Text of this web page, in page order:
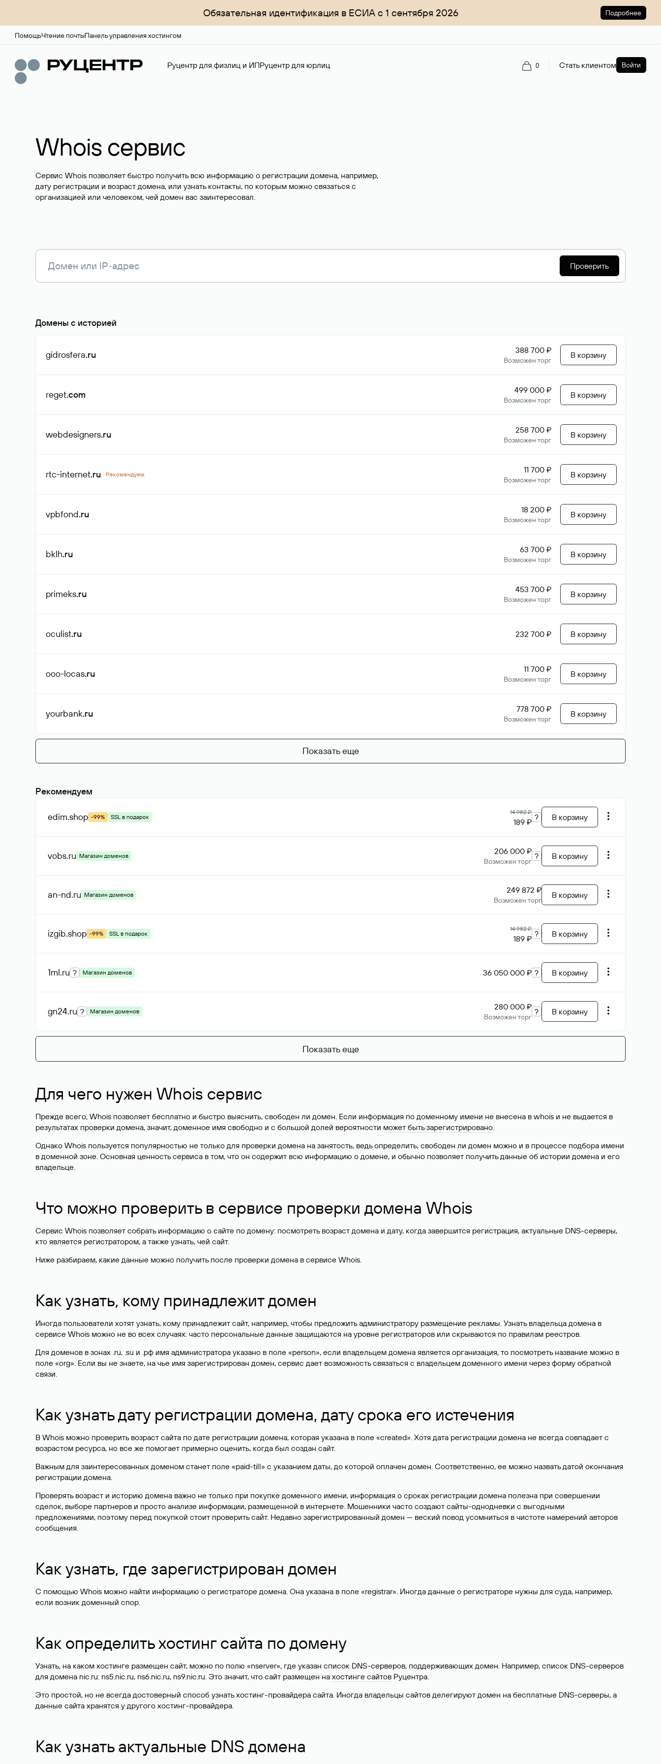
Обязательная идентификация в ЕСИА с 1 сентября 2026 Подробнее
ПомощьЧтение почтыПанель управления хостингом
Руцентр для физлиц и ИПРуцентр для юрлиц 0 Стать клиентом Войти
Whois сервис
Сервис Whois позволяет быстро получить всю информацию о регистрации домена, например,
дату регистрации и возраст домена, или узнать контакты, по которым можно связаться с
организацией или человеком, чей домен вас заинтересовал.
Проверить
Домены с историей
gidrosfera.ru 388 700 ₽
Возможен торг
В корзину
reget.com 499 000 ₽
Возможен торг
В корзину
webdesigners.ru 258 700 ₽
Возможен торг
В корзину
rtc-internet.ru Рекомендуем 11 700 ₽
Возможен торг
В корзину
vpbfond.ru 18 200 ₽
Возможен торг
В корзину
bklh.ru 63 700 ₽
Возможен торг
В корзину
primeks.ru 453 700 ₽
Возможен торг
В корзину
oculist.ru 232 700 ₽ В корзину
ooo-locas.ru 11 700 ₽
Возможен торг
В корзину
yourbank.ru 778 700 ₽
Возможен торг
В корзину
Показать еще
Рекомендуем
edim.shop -99% SSL в подарок
14 982 ₽
189 ₽ ? В корзину
vobs.ru Магазин доменов 206 000 ₽
Возможен торг
? В корзину
an-nd.ru Магазин доменов 249 872 ₽
Возможен торг
В корзину
izgib.shop -99% SSL в подарок
14 982 ₽
189 ₽ ? В корзину
1ml.ru ? Магазин доменов 36 050 000 ₽ ? В корзину
gn24.ru ? Магазин доменов 280 000 ₽
Возможен торг
? В корзину
Показать еще
Для чего нужен Whois сервис
Прежде всего, Whois позволяет бесплатно и быстро выяснить, свободен ли домен. Если информация по доменному имени не внесена в whois и не выдается в
результатах проверки домена, значит, доменное имя свободно и с большой долей вероятности может быть зарегистрировано.
Однако Whois пользуется популярностью не только для проверки домена на занятость, ведь определить, свободен ли домен можно и в процессе подбора имени
в доменной зоне. Основная ценность сервиса в том, что он содержит всю информацию о домене, и обычно позволяет получить данные об истории домена и его
владельце.
Что можно проверить в сервисе проверки домена Whois
Сервис Whois позволяет собрать информацию о сайте по домену: посмотреть возраст домена и дату, когда завершится регистрация, актуальные DNS-серверы,
кто является регистратором, а также узнать, чей сайт.
Ниже разбираем, какие данные можно получить после проверки домена в сервисе Whois.
Как узнать, кому принадлежит домен
Иногда пользователи хотят узнать, кому принадлежит сайт, например, чтобы предложить администратору размещение рекламы. Узнать владельца домена в
сервисе Whois можно не во всех случаях: часто персональные данные защищаются на уровне регистраторов или скрываются по правилам реестров.
Для доменов в зонах .ru, .su и .рф имя администратора указано в поле «person», если владельцем домена является организация, то посмотреть название можно в
поле «org». Если вы не знаете, на чье имя зарегистрирован домен, сервис дает возможность связаться с владельцем доменного имени через форму обратной
связи.
Как узнать дату регистрации домена, дату срока его истечения
В Whois можно проверить возраст сайта по дате регистрации домена, которая указана в поле «created». Хотя дата регистрации домена не всегда совпадает с
возрастом ресурса, но все же помогает примерно оценить, когда был создан сайт.
Важным для заинтересованных доменом станет поле «paid-till» с указанием даты, до которой оплачен домен. Соответственно, ее можно назвать датой окончания
регистрации домена.
Проверять возраст и историю домена важно не только при покупке доменного имени, информация о сроках регистрации домена полезна при совершении
сделок, выборе партнеров и просто анализе информации, размещенной в интернете. Мошенники часто создают сайты-однодневки с выгодными
предложениями, поэтому перед покупкой стоит проверить сайт. Недавно зарегистрированный домен — веский повод усомниться в чистоте намерений авторов
сообщения.
Как узнать, где зарегистрирован домен
С помощью Whois можно найти информацию о регистраторе домена. Она указана в поле «registrar». Иногда данные о регистраторе нужны для суда, например,
если возник доменный спор.
Как определить хостинг сайта по домену
Узнать, на каком хостинге размещен сайт, можно по полю «nserver», где указан список DNS-серверов, поддерживающих домен. Например, список DNS-серверов
для домена nic.ru: ns5.nic.ru, ns6.nic.ru, ns9.nic.ru. Это значит, что сайт размещен на хостинге сайтов Руцентра.
Это простой, но не всегда достоверный способ узнать хостинг-провайдера сайта. Иногда владельцы сайтов делегируют домен на бесплатные DNS-серверы, а
данные сайта хранятся у другого хостинг-провайдера.
Как узнать актуальные DNS домена